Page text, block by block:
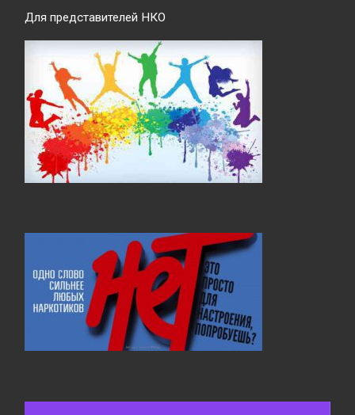
Для представителей НКО